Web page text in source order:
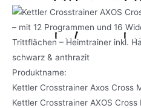
Produktname:
Kettler Crosstrainer Axos Cross
Kettler Crosstrainer AXOS Cross